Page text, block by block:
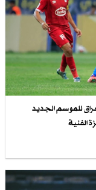
للموسم الجديد
الفنية